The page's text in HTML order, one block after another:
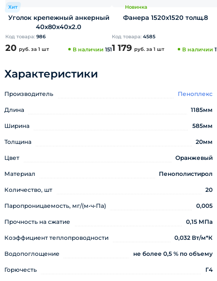
Хит
Уголок крепежный анкерный
40х80х40х2.0
Код товара: 986
20 руб. за 1 шт В наличии 151
Новинка
Фанера 1520х1520 толщ.8
Код товара: 4585
1 179 руб. за 1 шт В наличии
Характеристики
Производитель Пеноплекс
Длина 1185мм
Ширина 585мм
Толщина 20мм
Цвет Оранжевый
Материал Пенополистирол
Количество, шт 20
Паропроницаемость, мг/(м•ч•Па) 0,005
Прочность на сжатие 0,15 МПа
Коэффициент теплопроводности 0,032 Вт/м*К
Водопоглощение не более 0,5 % по объему
Горючесть Г4